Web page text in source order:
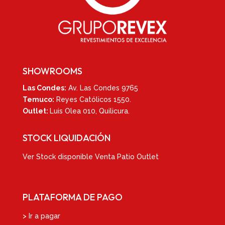
SHOWROOMS
Las Condes: Av. Las Condes 9765
Temuco: Reyes Católicos 1550.
Outlet: Luis Olea 010, Quilicura.
STOCK LIQUIDACIÓN
Ver Stock disponible Venta Patio Outlet
PLATAFORMA DE PAGO
> Ir a pagar